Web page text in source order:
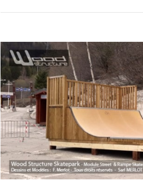
Voir
l'image
agrandie